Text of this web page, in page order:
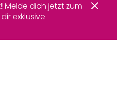
Melde dich jetzt zum
exklusive